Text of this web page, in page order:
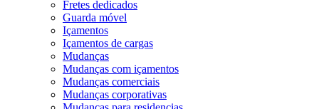
Fretes dedicados
Guarda móvel
Içamentos
Içamentos de cargas
Mudanças
Mudanças com içamentos
Mudanças comerciais
Mudanças corporativas